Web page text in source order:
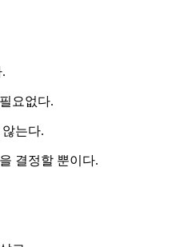
요없다.
는다.
결정할 뿐이다.